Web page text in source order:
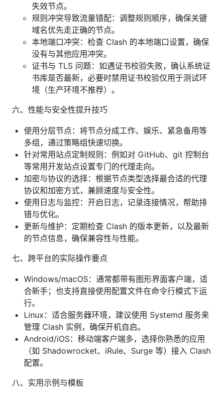
失效节点。
规则冲突导致流量错配：调整规则顺序，确保关键
域名优先走正确的节点。
本地端口冲突：检查 Clash 的本地端口设置，确保
没有与其他应用冲突。
证书与 TLS 问题：如遇证书校验失败，确认系统证
书库是否最新，必要时禁用证书校验仅用于测试环
境（生产环境不推荐）。
六、性能与安全性提升技巧
使用分层节点：将节点分成工作、娱乐、紧急备用等
多组，通过策略组快速切换。
针对常用站点定制规则：例如对 GitHub、git 控制台
等常用开发站点设置专门的代理走向。
加密与协议的选择：根据节点类型选择最合适的代理
协议和加密方式，兼顾速度与安全性。
使用日志与监控：开启日志，记录连接情况，帮助排
错与优化。
更新与维护：定期检查 Clash 的版本更新，以及最新
的节点信息，确保兼容性与性能。
七、跨平台的实际操作要点
Windows/macOS：通常都带有图形界面客户端，适
合新手；也支持直接使用配置文件在命令行模式下运
行。
Linux：适合服务器环境，建议使用 Systemd 服务来
管理 Clash 实例，确保开机自启。
Android/iOS：移动端客户端多，选择你熟悉的应用
（如 Shadowrocket、iRule、Surge 等）接入 Clash
配置。
八、实用示例与模板